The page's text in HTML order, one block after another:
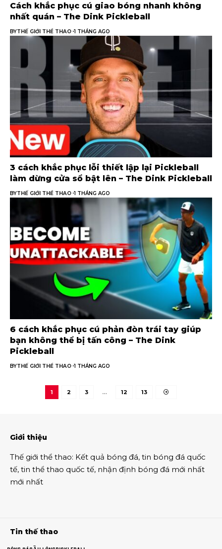
Cách khắc phục cú giao bóng nhanh không
nhất quán – The Dink Pickleball
BYTHẾ GIỚI THỂ THAO 1 THÁNG AGO
3 cách khắc phục lỗi thiết lập lại Pickleball
làm dừng cửa sổ bật lên – The Dink Pickleball
BYTHẾ GIỚI THỂ THAO 1 THÁNG AGO
6 cách khắc phục cú phản đòn trái tay giúp
bạn không thể bị tấn công – The Dink
Pickleball
BYTHẾ GIỚI THỂ THAO 1 THÁNG AGO
1 2 3 … 12 13
Giới thiệu
Thế giới thể thao: Kết quả bóng đá, tin bóng đá quốc
tế, tin thể thao quốc tế, nhận định bóng đá mới nhất
mới nhất
Tin thế thao